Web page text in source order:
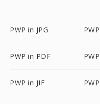
PWP in JPG
PWP in PDF
PWP in JIF